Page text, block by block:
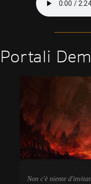
Portali
Non c'è niente